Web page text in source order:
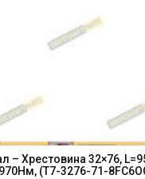
– Хрестовина 32×76,
970Нм, (T7-3276-71-